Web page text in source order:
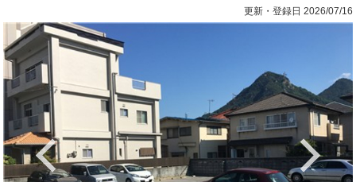
更新・登録日 2026/07/16
Previous